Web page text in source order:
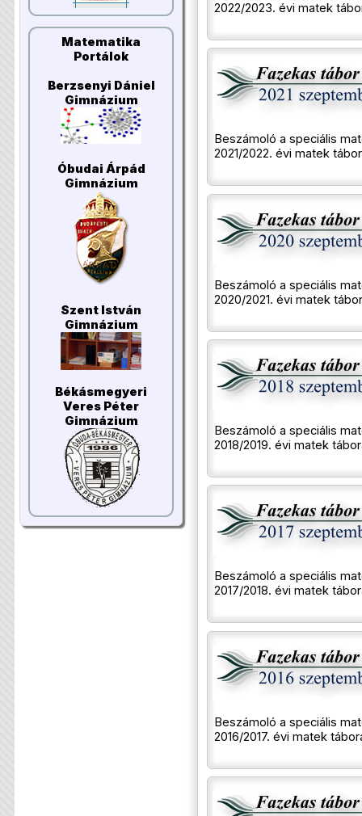
Matematika
Portálok
Berzsenyi Dániel
Gimnázium
Óbudai Árpád
Gimnázium
Szent István
Gimnázium
Békásmegyeri
Veres Péter
Gimnázium
2022/2023. évi matek
Beszámoló a speciális
2021/2022. évi matek
Beszámoló a speciális
2020/2021. évi matek
Beszámoló a speciális
2018/2019. évi matek
Beszámoló a speciális
2017/2018. évi matek
Beszámoló a speciális
2016/2017. évi matek